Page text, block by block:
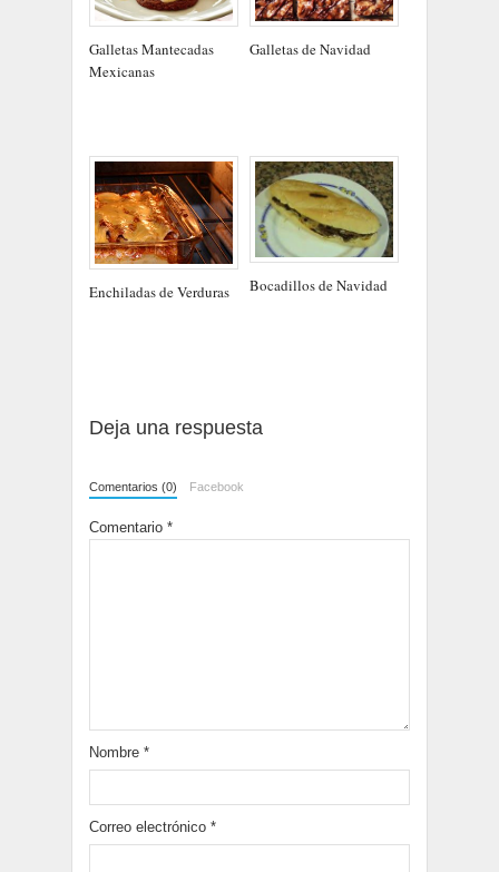
Galletas Mantecadas
Mexicanas
Galletas de Navidad
Enchiladas de Verduras Bocadillos de Navidad
Deja una respuesta
Comentarios (0) Facebook
Comentario *
Nombre *
Correo electrónico *